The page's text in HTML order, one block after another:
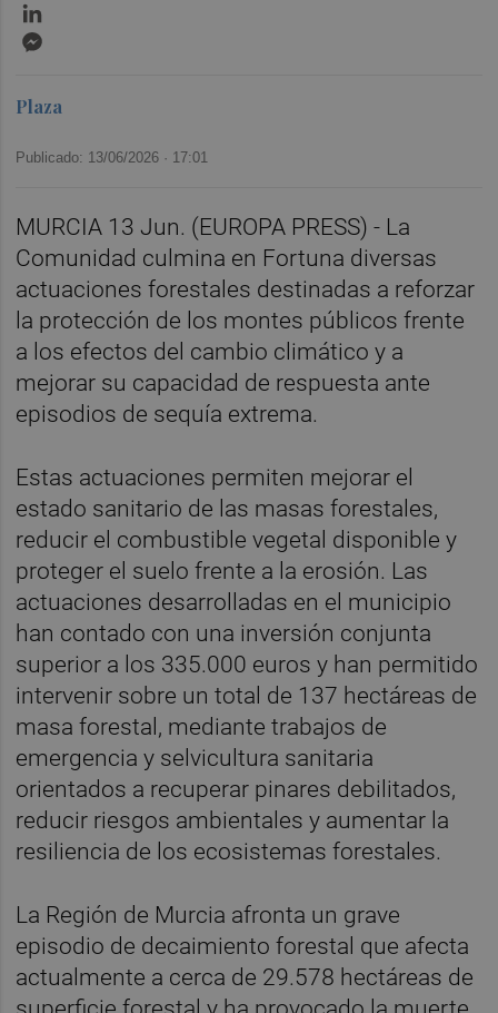
Plaza
Publicado: 13/06/2026 · 17:01
MURCIA 13 Jun. (EUROPA PRESS) - La
Comunidad culmina en Fortuna diversas
actuaciones forestales destinadas a reforzar
la protección de los montes públicos frente
a los efectos del cambio climático y a
mejorar su capacidad de respuesta ante
episodios de sequía extrema.
Estas actuaciones permiten mejorar el
estado sanitario de las masas forestales,
reducir el combustible vegetal disponible y
proteger el suelo frente a la erosión. Las
actuaciones desarrolladas en el municipio
han contado con una inversión conjunta
superior a los 335.000 euros y han permitido
intervenir sobre un total de 137 hectáreas de
masa forestal, mediante trabajos de
emergencia y selvicultura sanitaria
orientados a recuperar pinares debilitados,
reducir riesgos ambientales y aumentar la
resiliencia de los ecosistemas forestales.
La Región de Murcia afronta un grave
episodio de decaimiento forestal que afecta
actualmente a cerca de 29.578 hectáreas de